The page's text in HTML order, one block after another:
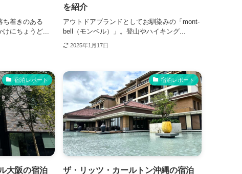
ち着きのある
にちょうど...
を紹介
アウトドアブランドとしてお馴染みの「mont-
bell（モンベル）」。登山やハイキング...
2025年1月17日
宿泊レポート
大阪の宿泊
宿泊レポート
ザ・リッツ・カールトン沖縄の宿泊